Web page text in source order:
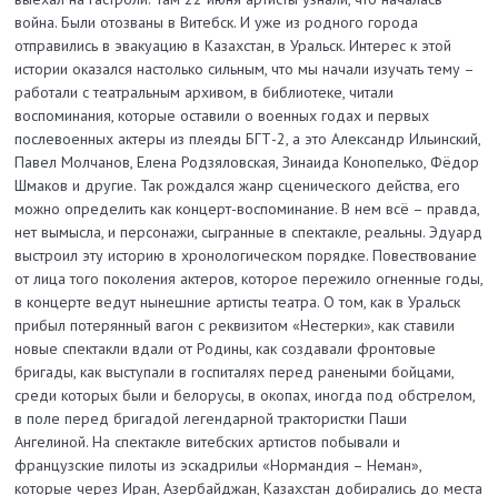
война. Были отозваны в Витебск. И уже из родного города
отправились в эвакуацию в Казахстан, в Уральск. Интерес к этой
истории оказался настолько сильным, что мы начали изучать тему –
работали с театральным архивом, в библиотеке, читали
воспоминания, которые оставили о военных годах и первых
послевоенных актеры из плеяды БГТ-2, а это Александр Ильинский,
Павел Молчанов, Елена Родзяловская, Зинаида Конопелько, Фёдор
Шмаков и другие. Так рождался жанр сценического действа, его
можно определить как концерт-воспоминание. В нем всё – правда,
нет вымысла, и персонажи, сыгранные в спектакле, реальны. Эдуард
выстроил эту историю в хронологическом порядке. Повествование
от лица того поколения актеров, которое пережило огненные годы,
в концерте ведут нынешние артисты театра. О том, как в Уральск
прибыл потерянный вагон с реквизитом «Нестерки», как ставили
новые спектакли вдали от Родины, как создавали фронтовые
бригады, как выступали в госпиталях перед ранеными бойцами,
среди которых были и белорусы, в окопах, иногда под обстрелом,
в поле перед бригадой легендарной трактористки Паши
Ангелиной. На спектакле витебских артистов побывали и
французские пилоты из эскадрильи «Нормандия – Неман»,
которые через Иран, Азербайджан, Казахстан добирались до места